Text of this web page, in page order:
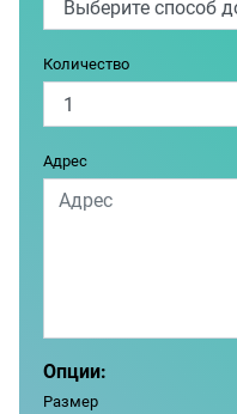
Количество
Адрес
Опции:
Размер